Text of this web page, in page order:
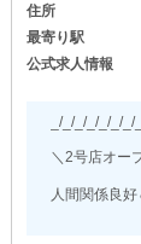
￣￣￣￣￣
正社員の方だ
お使いいただ
免許証をご
＝＝＝＝＝
◆◆―体験入
少しでもご興
住所
最寄り駅
公式求人情報
_/_/_/_/_/_/
＼2号店オー
人間関係良